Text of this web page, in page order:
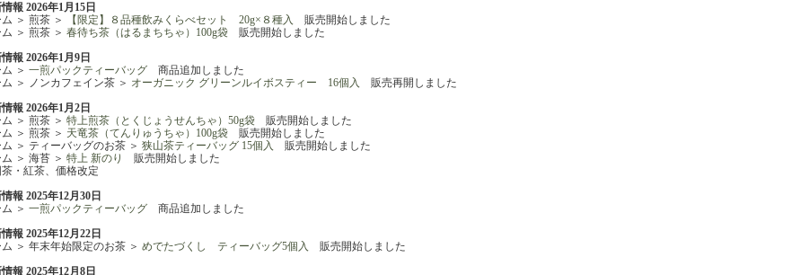
報 2026年1月15日
＞ 煎茶 ＞
【限定】８品種飲みくらべセット 20g×８種入
販売開始しました
＞ 煎茶 ＞ 春待ち茶（はるまちちゃ）100g袋 販売開始しました
報 2026年1月9日
＞ 一煎パックティーバッグ 商品追加しました
＞ ノンカフェイン茶 ＞ オーガニック グリーンルイボスティー 16個入
販売再開しました
報 2026年1月2日
＞ 煎茶 ＞ 特上煎茶（とくじょうせんちゃ）50g袋 販売開始しました
＞ 煎茶 ＞ 天竜茶（てんりゅうちゃ）100g袋 販売開始しました
＞ ティーバッグのお茶 ＞ 狭山茶ティーバッグ 15個入
販売開始しました
＞ 海苔 ＞ 特上 新のり
販売開始しました
・紅茶、価格改定
報 2025年12月30日
＞ 一煎パックティーバッグ 商品追加しました
報 2025年12月22日
＞ 年末年始限定のお茶 ＞ めでたづくし ティーバッグ5個入
販売開始しました
報 2025年12月8日